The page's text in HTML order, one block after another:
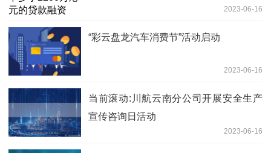
2023-06-16
“彩云盘龙汽车消费节”活动启动
2023-06-16
当前滚动:川航云南分公司开展安全生产
宣传咨询日活动
2023-06-16